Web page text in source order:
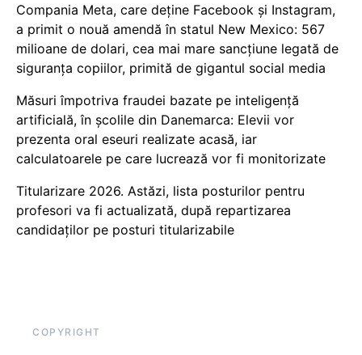
Compania Meta, care deține Facebook și Instagram,
a primit o nouă amendă în statul New Mexico: 567
milioane de dolari, cea mai mare sancțiune legată de
siguranța copiilor, primită de gigantul social media
Măsuri împotriva fraudei bazate pe inteligență
artificială, în școlile din Danemarca: Elevii vor
prezenta oral eseuri realizate acasă, iar
calculatoarele pe care lucrează vor fi monitorizate
Titularizare 2026. Astăzi, lista posturilor pentru
profesori va fi actualizată, după repartizarea
candidaților pe posturi titularizabile
COPYRIGHT